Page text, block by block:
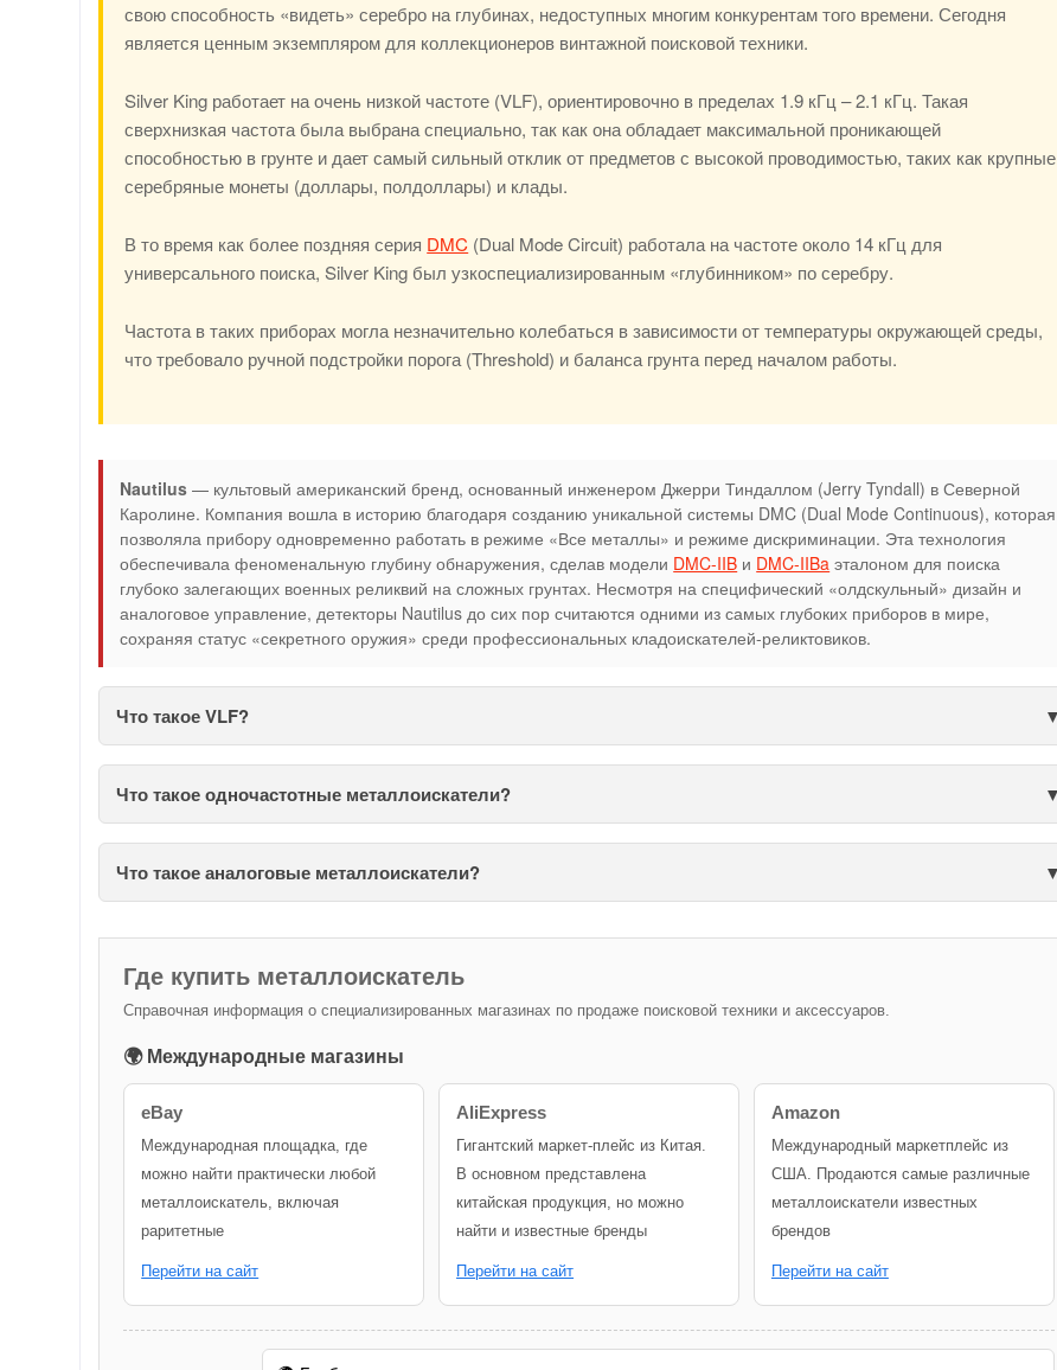
свою способность «видеть» серебро на глубинах, недоступных многим конкурентам того времени. Сегодня
является ценным экземпляром для коллекционеров винтажной поисковой техники.
Silver King работает на очень низкой частоте (VLF), ориентировочно в пределах 1.9 кГц – 2.1 кГц. Такая
сверхнизкая частота была выбрана специально, так как она обладает максимальной проникающей
способностью в грунте и дает самый сильный отклик от предметов с высокой проводимостью, таких как крупные
серебряные монеты (доллары, полдоллары) и клады.
В то время как более поздняя серия DMC (Dual Mode Circuit) работала на частоте около 14 кГц для
универсального поиска, Silver King был узкоспециализированным «глубинником» по серебру.
Частота в таких приборах могла незначительно колебаться в зависимости от температуры окружающей среды,
что требовало ручной подстройки порога (Threshold) и баланса грунта перед началом работы.
Nautilus — культовый американский бренд, основанный инженером Джерри Тиндаллом (Jerry Tyndall) в Северной
Каролине. Компания вошла в историю благодаря созданию уникальной системы DMC (Dual Mode Continuous), которая
позволяла прибору одновременно работать в режиме «Все металлы» и режиме дискриминации. Эта технология
обеспечивала феноменальную глубину обнаружения, сделав модели DMC-IIB и DMC-IIBa эталоном для поиска
глубоко залегающих военных реликвий на сложных грунтах. Несмотря на специфический «олдскульный» дизайн и
аналоговое управление, детекторы Nautilus до сих пор считаются одними из самых глубоких приборов в мире,
сохраняя статус «секретного оружия» среди профессиональных кладоискателей-реликтовиков.
Что такое VLF?
Что такое одночастотные металлоискатели?
Что такое аналоговые металлоискатели?
Где купить металлоискатель
Справочная информация о специализированных магазинах по продаже поисковой техники и аксессуаров.
🌍 Международные магазины
eBay
Международная площадка, где
можно найти практически любой
металлоискатель, включая
раритетные
Перейти на сайт
AliExpress
Гигантский маркет-плейс из Китая.
В основном представлена
китайская продукция, но можно
найти и известные бренды
Перейти на сайт
Amazon
Международный маркетплейс из
США. Продаются самые различные
металлоискатели известных
брендов
Перейти на сайт